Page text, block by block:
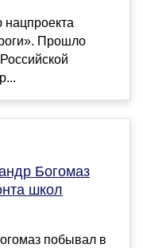
Прошло
Богомаз
школ
побывал в